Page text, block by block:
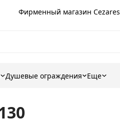
Фирменный магазин Cezares
Душевые ограждения Еще